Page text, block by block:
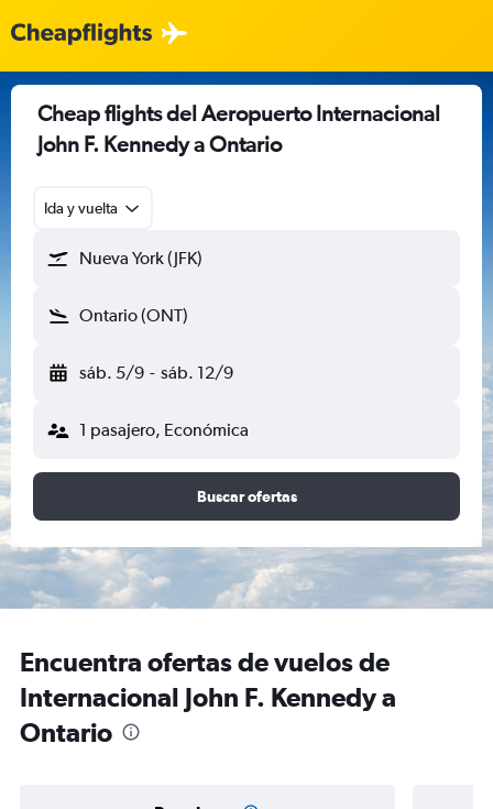
Cheap flights del Aeropuerto Internacional
John F. Kennedy a Ontario
Ida y vuelta
Nueva York (JFK)
Ontario (ONT)
sáb. 5/9 - sáb. 12/9
1 pasajero, Económica
Buscar ofertas
Encuentra ofertas de vuelos de
Internacional John F. Kennedy a
Ontario